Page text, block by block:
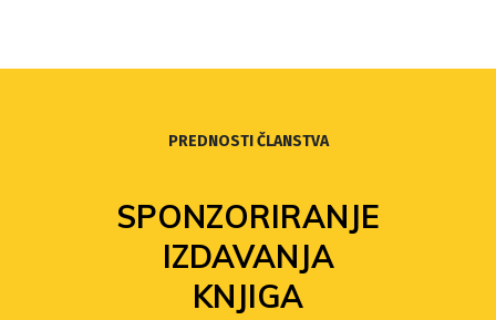
PREDNOSTI ČLANSTVA
SPONZORIRANJE
IZDAVANJA
KNJIGA